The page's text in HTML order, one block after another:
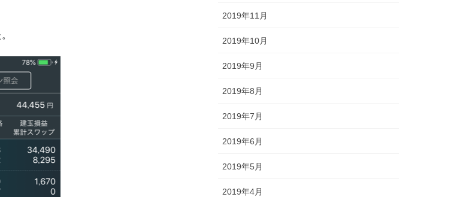
2019年11月
2019年10月
2019年9月
2019年8月
2019年7月
2019年6月
2019年5月
2019年4月